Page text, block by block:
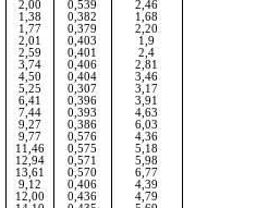
2,00
0,539
2,46
1,38
1,77
0,382
0,379
1,68
2,20
2,01
2,59
0,403
0,401
1,9
2,4
3,74
4,50
0,406
0,404
2,81
3,46
5,25
6,41
7,44
9,27
0,307
0 ,396
0,393
0,386
3,17
3,91
4,63
6,03
9,77
11,46
12,94
13,61
0,576
0,575
0,571
0,570
4,36
5,18
5,98
6,77
9,12 0,406
4,39
12,00
0,436
4,79